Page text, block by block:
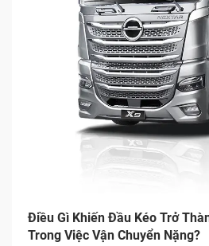
Điều Gì Khiến Đầu Kéo Trở
Trong Việc Vận Chuyển Nặng?